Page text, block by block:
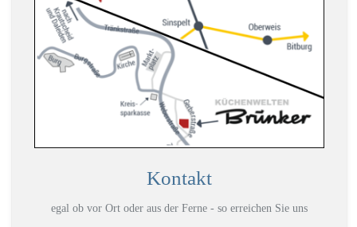
Kontakt
egal ob vor Ort oder aus der Ferne - so erreichen Sie uns